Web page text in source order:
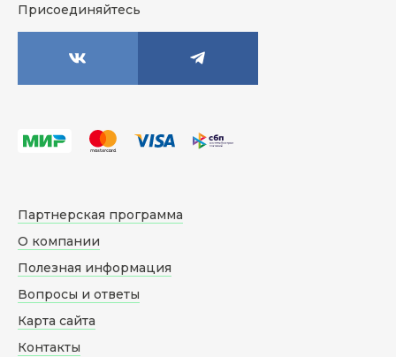
Присоединяйтесь
Партнерская программа
О компании
Полезная информация
Вопросы и ответы
Карта сайта
Контакты